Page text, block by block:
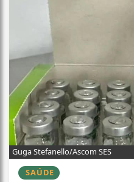
Guga Stefanello/Ascom SES
SAÚDE